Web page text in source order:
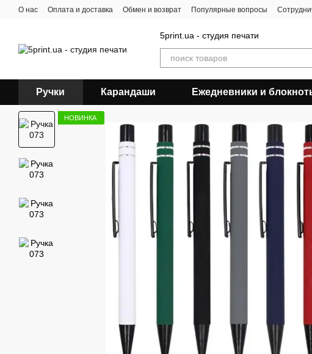
Перейти к основному контенту
О нас Оплата и доставка Обмен и возврат Популярные вопросы
5print.ua - студия печати
Ручки Карандаши Ежедневники и
НОВИНКА